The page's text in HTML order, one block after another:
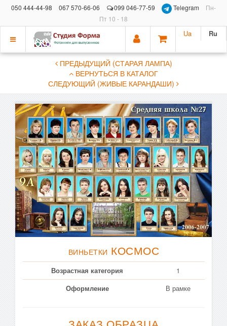
050 444-44-98 067 570-66-06 099 046-77-59 Telegram
Пн-
Пт 10 - 18
Показать
Ua Ru
ПРЕДЫДУЩИЙ (СТАРАЯ ЛАМПА)
ВЕРНУТЬСЯ В КАТАЛОГ
СЛЕДУЮЩИЙ (ЖИВЫЕ КАРАНДАШИ)
ВИНЬЕТКИ КОСМОС
Возрастная категория
1
Оформление
В рамке